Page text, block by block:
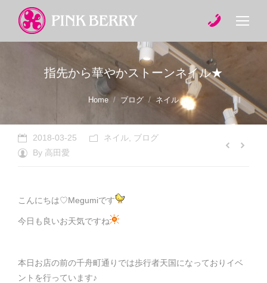
指先から華やかストーンネイル★
Home ブログ ネイル
2018-03-25 ネイル ブログ
By 高田愛
こんにちは♡Megumiです
今日も良いお天気ですね
本日お店の前の千舟町通りでは歩行者天国になっておりイベ
ントを行っています♪